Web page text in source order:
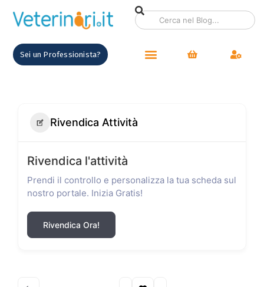
Sei un Professionista?
Rivendica Attività
Rivendica l'attività
Prendi il controllo e personalizza la tua scheda sul
nostro portale. Inizia Gratis!
Rivendica Ora!